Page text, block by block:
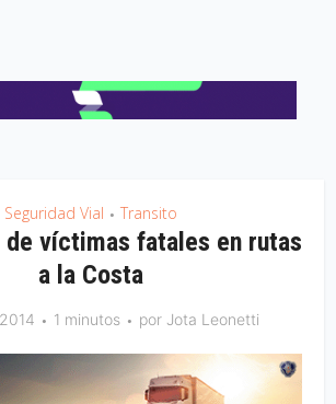
Seguridad Vial • Transito
de víctimas fatales en rutas
a la Costa
1 minutos por Jota Leonetti